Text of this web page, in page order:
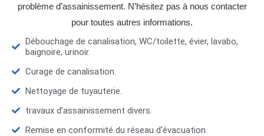
problème d’assainissement. N’hésitez pas à nous contacter
pour toutes autres informations.
Débouchage de canalisation, WC/toilette, évier, lavabo,
baignoire, urinoir.
Curage de canalisation.
Nettoyage de tuyauterie.
travaux d’assainissement divers.
Remise en conformité du réseau d'évacuation.